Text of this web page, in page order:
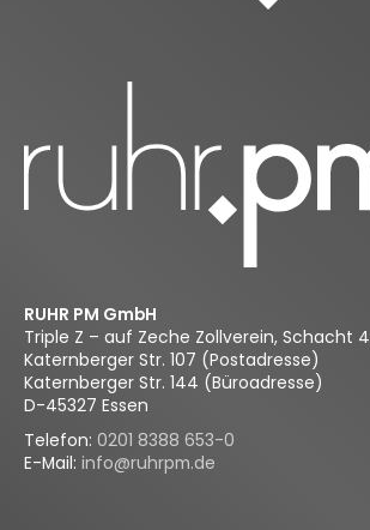
RUHR PM GmbH
Triple Z – auf Zeche Zollverein, Schacht
Katernberger Str. 107 (Postadresse)
Katernberger Str. 144 (Büroadresse)
D-45327 Essen
Telefon: 0201 8388 653-0
E-Mail: info@ruhrpm.de